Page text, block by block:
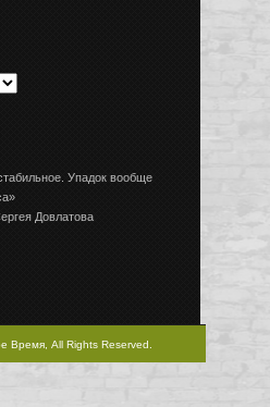
Упадок вообще
Довлатова
Время, All Rights Reserved.